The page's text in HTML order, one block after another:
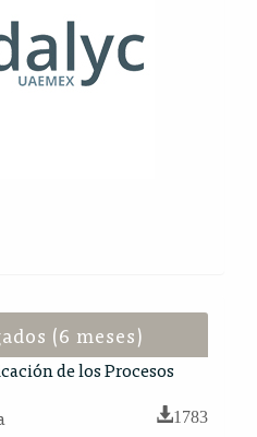
(6 meses)
de los Procesos
1783